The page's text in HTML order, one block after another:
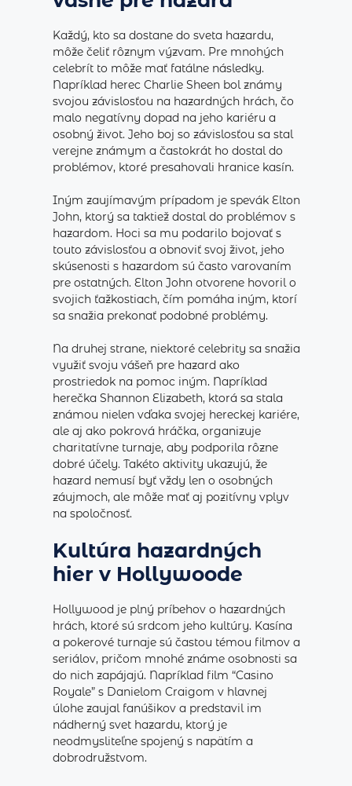
Každý, kto sa dostane do sveta hazardu,
môže čeliť rôznym výzvam. Pre mnohých
celebrít to môže mať fatálne následky.
Napríklad herec Charlie Sheen bol známy
svojou závislosťou na hazardných hrách, čo
malo negatívny dopad na jeho kariéru a
osobný život. Jeho boj so závislosťou sa stal
verejne známym a častokrát ho dostal do
problémov, ktoré presahovali hranice kasín.
Iným zaujímavým prípadom je spevák Elton
John, ktorý sa taktiež dostal do problémov s
hazardom. Hoci sa mu podarilo bojovať s
touto závislosťou a obnoviť svoj život, jeho
skúsenosti s hazardom sú často varovaním
pre ostatných. Elton John otvorene hovoril o
svojich ťažkostiach, čím pomáha iným, ktorí
sa snažia prekonať podobné problémy.
Na druhej strane, niektoré celebrity sa snažia
využiť svoju vášeň pre hazard ako
prostriedok na pomoc iným. Napríklad
herečka Shannon Elizabeth, ktorá sa stala
známou nielen vďaka svojej hereckej kariére,
ale aj ako pokrová hráčka, organizuje
charitatívne turnaje, aby podporila rôzne
dobré účely. Takéto aktivity ukazujú, že
hazard nemusí byť vždy len o osobných
záujmoch, ale môže mať aj pozitívny vplyv
na spoločnosť.
Kultúra hazardných
hier v Hollywoode
Hollywood je plný príbehov o hazardných
hrách, ktoré sú srdcom jeho kultúry. Kasína
a pokerové turnaje sú častou témou filmov a
seriálov, pričom mnohé známe osobnosti sa
do nich zapájajú. Napríklad film “Casino
Royale” s Danielom Craigom v hlavnej
úlohe zaujal fanúšikov a predstavil im
nádherný svet hazardu, ktorý je
neodmysliteľne spojený s napätím a
dobrodružstvom.